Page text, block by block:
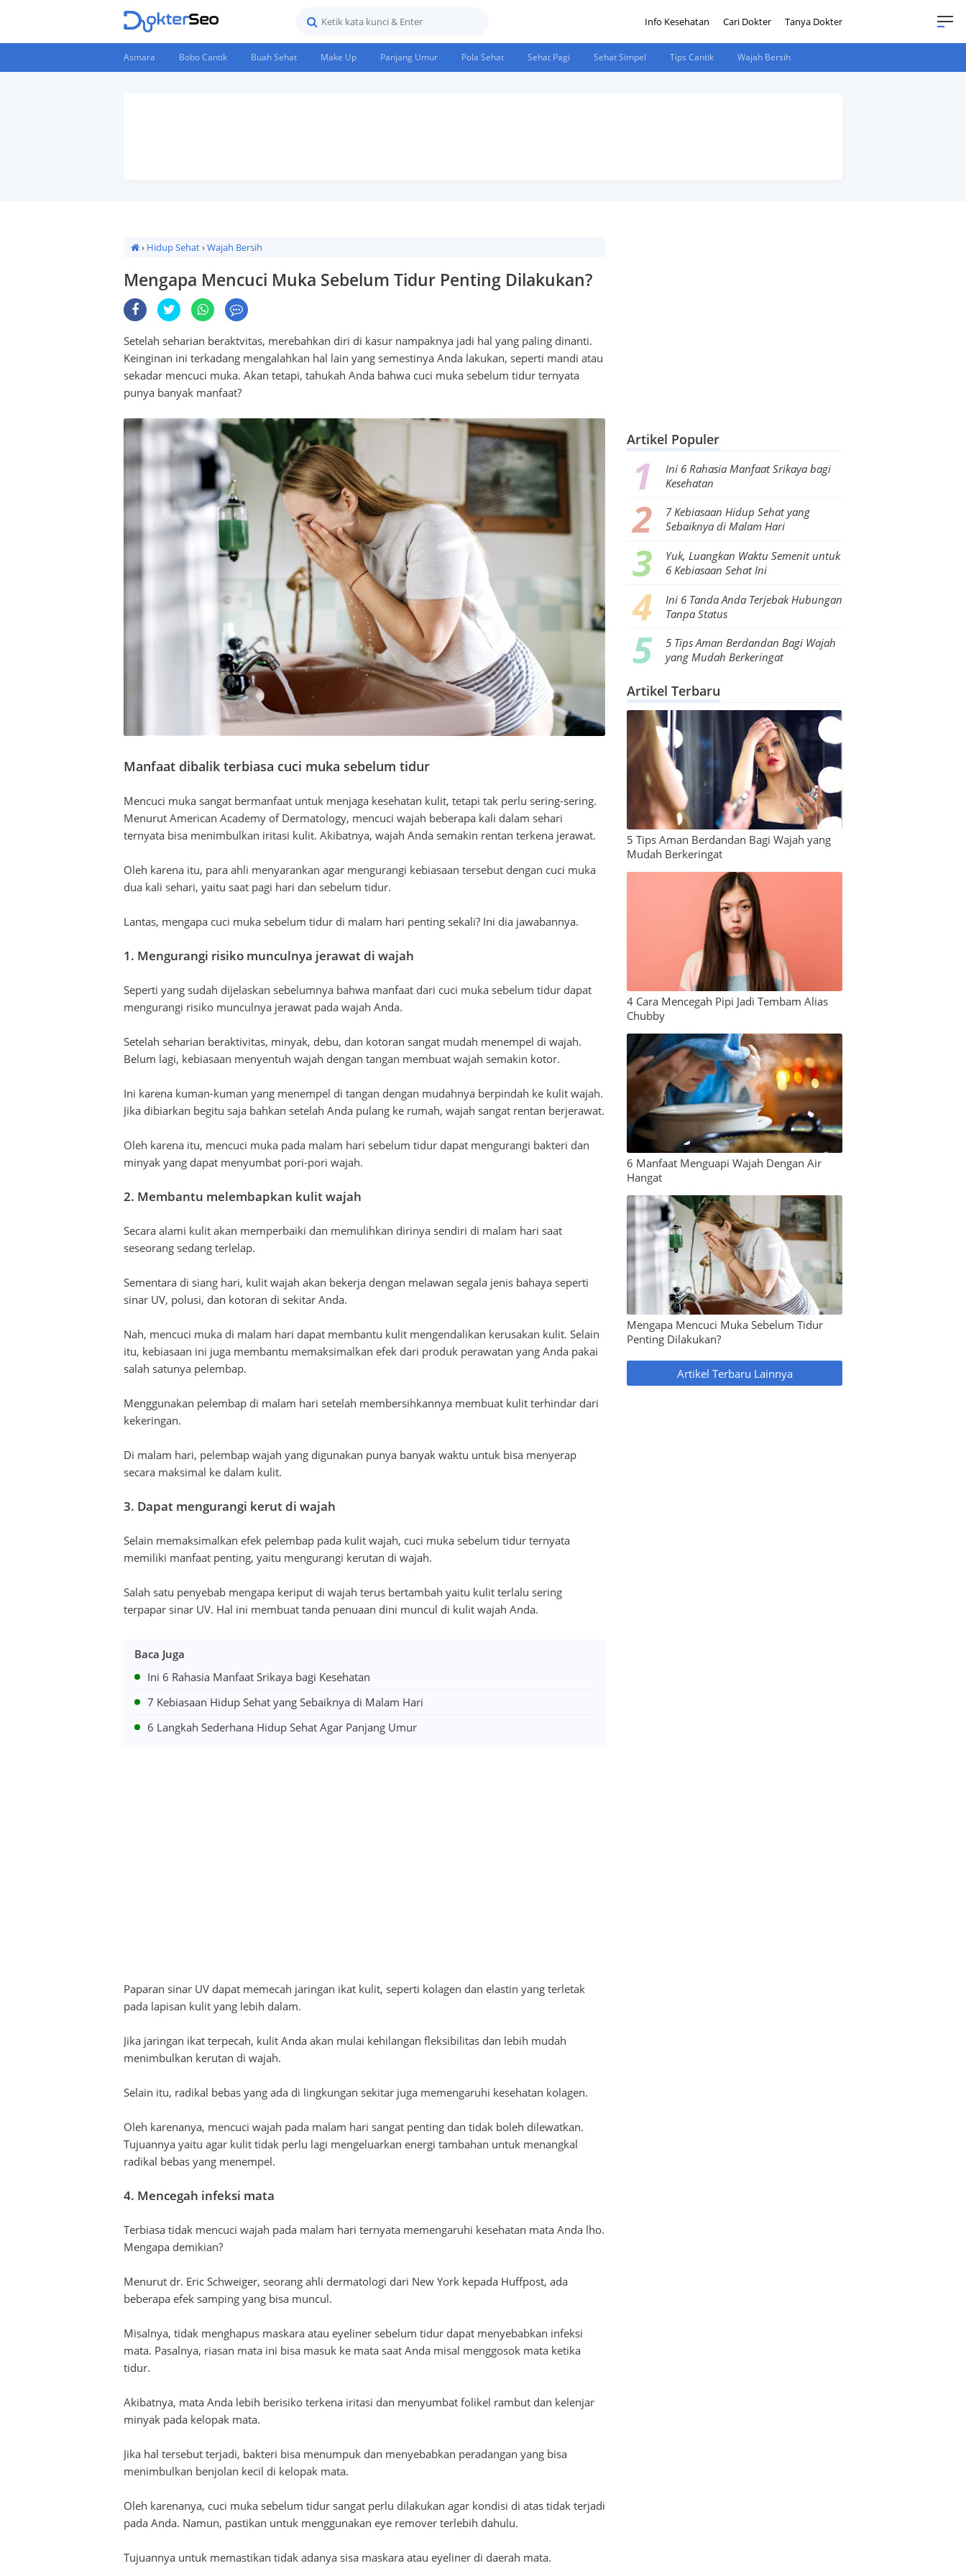
Info Kesehatan Cari Dokter Tanya Dokter
Asmara Bobo Cantik Buah Sehat Make Up Panjang Umur Pola Sehat Sehat Pagi Sehat Simpel Tips Cantik Wajah Bersih
› Hidup Sehat›Wajah Bersih
Mengapa Mencuci Muka Sebelum Tidur Penting Dilakukan?
Setelah seharian beraktvitas, merebahkan diri di kasur nampaknya jadi hal yang paling dinanti.
Keinginan ini terkadang mengalahkan hal lain yang semestinya Anda lakukan, seperti mandi atau
sekadar mencuci muka. Akan tetapi, tahukah Anda bahwa cuci muka sebelum tidur ternyata
punya banyak manfaat?
Manfaat dibalik terbiasa cuci muka sebelum tidur
Mencuci muka sangat bermanfaat untuk menjaga kesehatan kulit, tetapi tak perlu sering-sering.
Menurut American Academy of Dermatology, mencuci wajah beberapa kali dalam sehari
ternyata bisa menimbulkan iritasi kulit. Akibatnya, wajah Anda semakin rentan terkena jerawat.
Oleh karena itu, para ahli menyarankan agar mengurangi kebiasaan tersebut dengan cuci muka
dua kali sehari, yaitu saat pagi hari dan sebelum tidur.
Lantas, mengapa cuci muka sebelum tidur di malam hari penting sekali? Ini dia jawabannya.
1. Mengurangi risiko munculnya jerawat di wajah
Seperti yang sudah dijelaskan sebelumnya bahwa manfaat dari cuci muka sebelum tidur dapat
mengurangi risiko munculnya jerawat pada wajah Anda.
Setelah seharian beraktivitas, minyak, debu, dan kotoran sangat mudah menempel di wajah.
Belum lagi, kebiasaan menyentuh wajah dengan tangan membuat wajah semakin kotor.
Ini karena kuman-kuman yang menempel di tangan dengan mudahnya berpindah ke kulit wajah.
Jika dibiarkan begitu saja bahkan setelah Anda pulang ke rumah, wajah sangat rentan berjerawat.
Oleh karena itu, mencuci muka pada malam hari sebelum tidur dapat mengurangi bakteri dan
minyak yang dapat menyumbat pori-pori wajah.
2. Membantu melembapkan kulit wajah
Secara alami kulit akan memperbaiki dan memulihkan dirinya sendiri di malam hari saat
seseorang sedang terlelap.
Sementara di siang hari, kulit wajah akan bekerja dengan melawan segala jenis bahaya seperti
sinar UV, polusi, dan kotoran di sekitar Anda.
Nah, mencuci muka di malam hari dapat membantu kulit mengendalikan kerusakan kulit. Selain
itu, kebiasaan ini juga membantu memaksimalkan efek dari produk perawatan yang Anda pakai
salah satunya pelembap.
Menggunakan pelembap di malam hari setelah membersihkannya membuat kulit terhindar dari
kekeringan.
Di malam hari, pelembap wajah yang digunakan punya banyak waktu untuk bisa menyerap
secara maksimal ke dalam kulit.
3. Dapat mengurangi kerut di wajah
Selain memaksimalkan efek pelembap pada kulit wajah, cuci muka sebelum tidur ternyata
memiliki manfaat penting, yaitu mengurangi kerutan di wajah.
Salah satu penyebab mengapa keriput di wajah terus bertambah yaitu kulit terlalu sering
terpapar sinar UV. Hal ini membuat tanda penuaan dini muncul di kulit wajah Anda.
Baca Juga
Ini 6 Rahasia Manfaat Srikaya bagi Kesehatan
7 Kebiasaan Hidup Sehat yang Sebaiknya di Malam Hari
6 Langkah Sederhana Hidup Sehat Agar Panjang Umur
Paparan sinar UV dapat memecah jaringan ikat kulit, seperti kolagen dan elastin yang terletak
pada lapisan kulit yang lebih dalam.
Jika jaringan ikat terpecah, kulit Anda akan mulai kehilangan fleksibilitas dan lebih mudah
menimbulkan kerutan di wajah.
Selain itu, radikal bebas yang ada di lingkungan sekitar juga memengaruhi kesehatan kolagen.
Oleh karenanya, mencuci wajah pada malam hari sangat penting dan tidak boleh dilewatkan.
Tujuannya yaitu agar kulit tidak perlu lagi mengeluarkan energi tambahan untuk menangkal
radikal bebas yang menempel.
4. Mencegah infeksi mata
Terbiasa tidak mencuci wajah pada malam hari ternyata memengaruhi kesehatan mata Anda lho.
Mengapa demikian?
Menurut dr. Eric Schweiger, seorang ahli dermatologi dari New York kepada Huffpost, ada
beberapa efek samping yang bisa muncul.
Misalnya, tidak menghapus maskara atau eyeliner sebelum tidur dapat menyebabkan infeksi
mata. Pasalnya, riasan mata ini bisa masuk ke mata saat Anda misal menggosok mata ketika
tidur.
Akibatnya, mata Anda lebih berisiko terkena iritasi dan menyumbat folikel rambut dan kelenjar
minyak pada kelopak mata.
Jika hal tersebut terjadi, bakteri bisa menumpuk dan menyebabkan peradangan yang bisa
menimbulkan benjolan kecil di kelopak mata.
Oleh karenanya, cuci muka sebelum tidur sangat perlu dilakukan agar kondisi di atas tidak terjadi
pada Anda. Namun, pastikan untuk menggunakan eye remover terlebih dahulu.
Tujuannya untuk memastikan tidak adanya sisa maskara atau eyeliner di daerah mata.
Artikel Populer
Ini 6 Rahasia Manfaat Srikaya bagi
Kesehatan
7 Kebiasaan Hidup Sehat yang
Sebaiknya di Malam Hari
Yuk, Luangkan Waktu Semenit untuk
6 Kebiasaan Sehat Ini
Ini 6 Tanda Anda Terjebak Hubungan
Tanpa Status
5 Tips Aman Berdandan Bagi Wajah
yang Mudah Berkeringat
Artikel Terbaru
5 Tips Aman Berdandan Bagi Wajah yang
Mudah Berkeringat
4 Cara Mencegah Pipi Jadi Tembam Alias
Chubby
6 Manfaat Menguapi Wajah Dengan Air
Hangat
Mengapa Mencuci Muka Sebelum Tidur
Penting Dilakukan?
Artikel Terbaru Lainnya